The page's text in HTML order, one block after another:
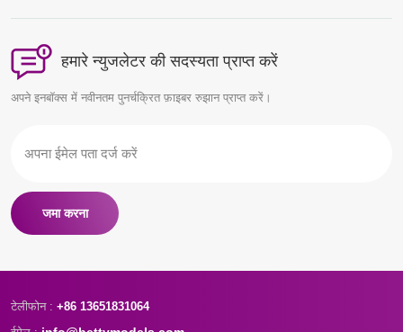
हमारे न्युजलेटर की सदस्यता प्राप्त करें
अपने इनबॉक्स में नवीनतम पुनर्चक्रित फ़ाइबर रुझान प्राप्त करें।
जमा करना
टेलीफोन : +86 13651831064